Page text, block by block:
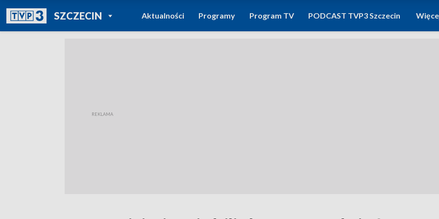
SZCZECINPOWRÓT DO
TVP REGIONY
Aktualności Programy Program TV PODCAST TVP3 Szczecin